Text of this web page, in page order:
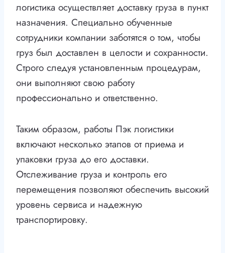
логистика осуществляет доставку груза в пункт
назначения. Специально обученные
сотрудники компании заботятся о том, чтобы
груз был доставлен в целости и сохранности.
Строго следуя установленным процедурам,
они выполняют свою работу
профессионально и ответственно.
Таким образом, работы Пэк логистики
включают несколько этапов от приема и
упаковки груза до его доставки.
Отслеживание груза и контроль его
перемещения позволяют обеспечить высокий
уровень сервиса и надежную
транспортировку.